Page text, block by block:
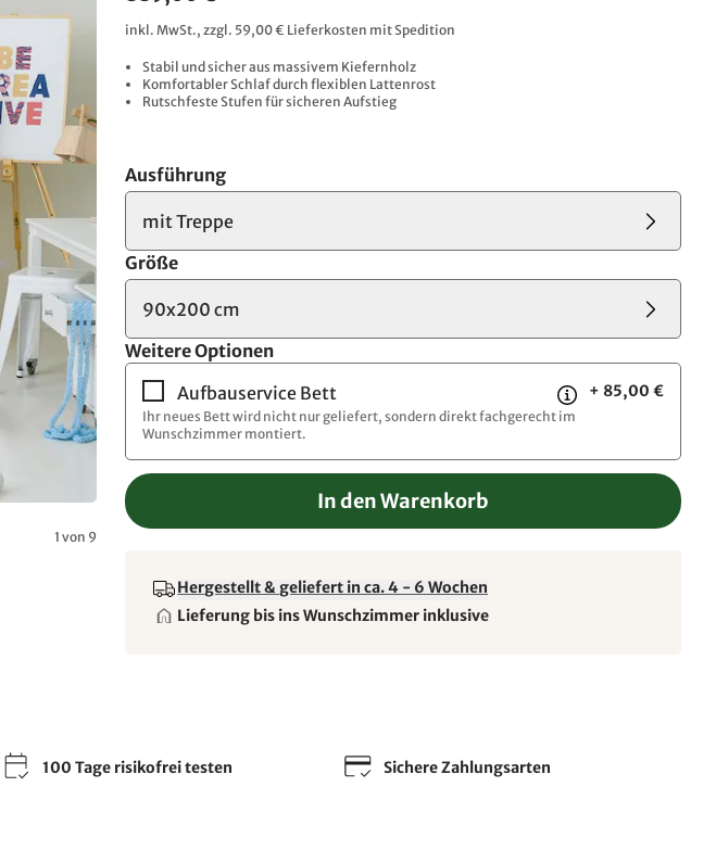
1 von 9
inkl. MwSt., zzgl. 59,00 € Lieferkosten mit Spedition
Stabil und sicher aus massivem Kiefernholz
Komfortabler Schlaf durch flexiblen Lattenrost
Rutschfeste Stufen für sicheren Aufstieg
Ausführung
mit Treppe
Größe
90x200 cm
Weitere Optionen
Aufbauservice Bett
Ihr neues Bett wird nicht nur geliefert, sondern direkt fachgerecht im
Wunschzimmer montiert.
+ 85,00 €
In den Warenkorb
Hergestellt & geliefert in ca. 4 - 6 Wochen
Lieferung bis ins Wunschzimmer inklusive
100 Tage risikofrei testen Sichere Zahlungsarten